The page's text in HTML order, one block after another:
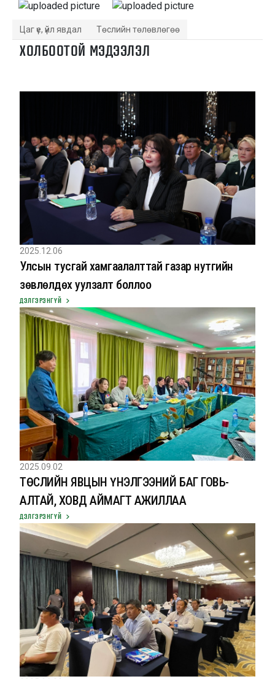
Цаг үе, үйл явдал Төслийн төлөвлөгөө
ХОЛБООТОЙ МЭДЭЭЛЭЛ
2025.12.06
Улсын тусгай хамгаалалттай газар нутгийн
зөвлөлдөх уулзалт боллоо
ДЭЛГЭРЭНГҮЙ
2025.09.02
ТӨСЛИЙН ЯВЦЫН ҮНЭЛГЭЭНИЙ БАГ ГОВЬ-
АЛТАЙ, ХОВД АЙМАГТ АЖИЛЛАА
ДЭЛГЭРЭНГҮЙ